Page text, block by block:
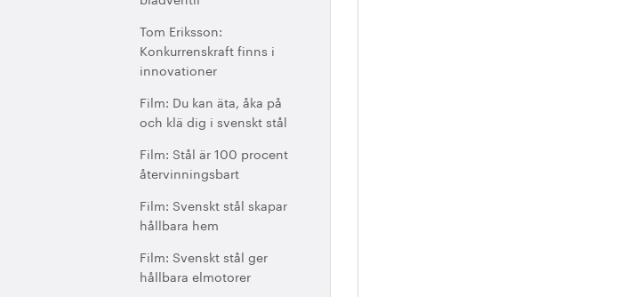
Tom Eriksson:
Konkurrenskraft finns i
innovationer
Film: Du kan äta, åka på
och klä dig i svenskt stål
Film: Stål är 100 procent
återvinningsbart
Film: Svenskt stål skapar
hållbara hem
Film: Svenskt stål ger
hållbara elmotorer